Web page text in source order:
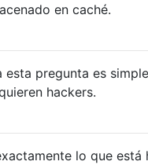
en caché.
esta pregunta es
hackers.
lo que